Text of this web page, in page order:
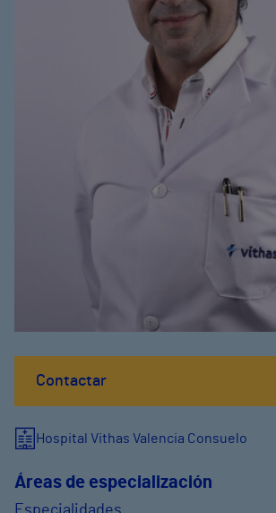
Contactar
Hospital Vithas Valencia Consuelo
Áreas de especialización